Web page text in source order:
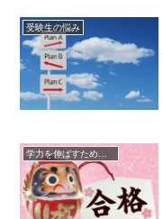
受験生の悩み
学力を伸ばすためのヒント